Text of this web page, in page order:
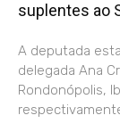
suplentes ao
A deputada
delegada Ana
Rondonópolis,